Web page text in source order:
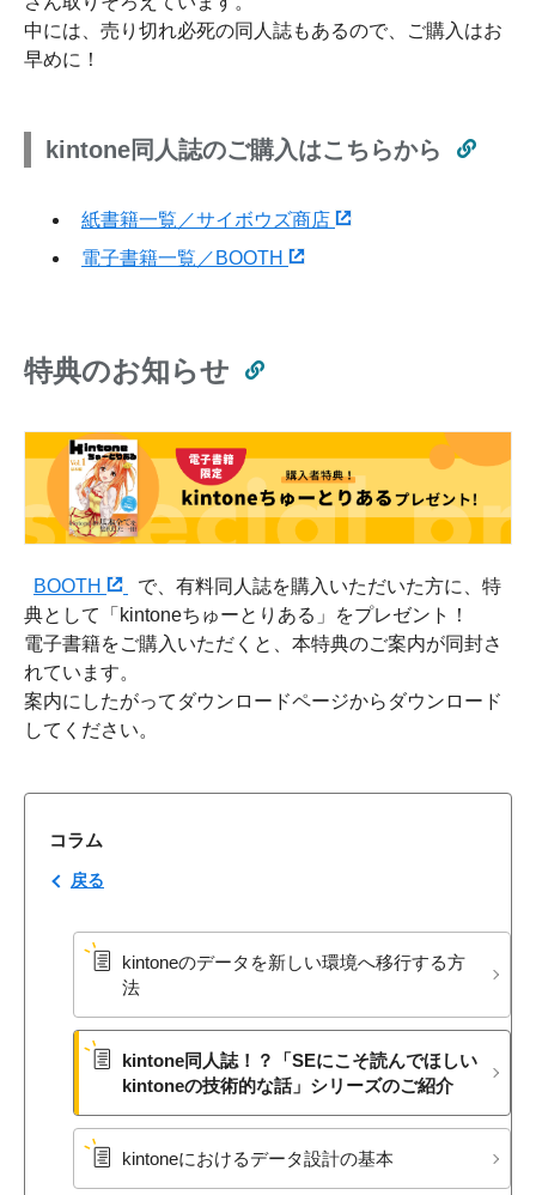
コラム
戻る
kintoneの​データを​新しい​環境へ​移行する​方​
法
kintone同人誌！？​「SEに​こそ​読んで​ほしい​
kintoneの​技術的な​話」シリーズの​ご紹介
kintoneに​おける​データ設計の​基本
中には、売り切れ必死の同人誌もあるので、ご購入はお
早めに！
kintone同人誌のご購入はこちらから
紙書籍一覧／サイボウズ商店
電子書籍一覧／BOOTH
特典のお知らせ
BOOTH
で、有料同人誌を購入いただいた方に、特
典として「kintoneちゅーとりある」をプレゼント！
電子書籍をご購入いただくと、本特典のご案内が同封さ
れています。
案内にしたがってダウンロードページからダウンロード
してください。